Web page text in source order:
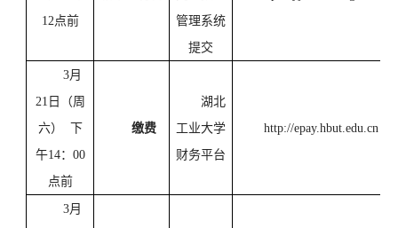
12点前
管理系统
提交
3月
21日（周
六） 下
午14：00
点前
缴费
湖北
工业大学
财务平台
http://epay.hbut.edu.cn
3月